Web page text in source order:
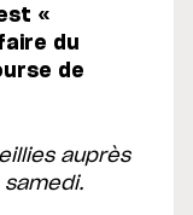
«
du
de
auprès